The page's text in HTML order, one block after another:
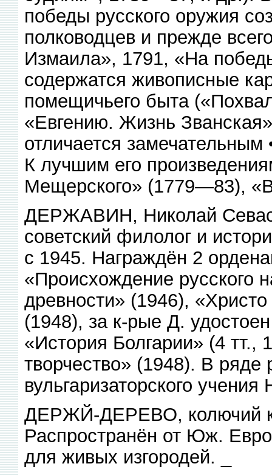
победы русского оружия
полководцев и прежде
Измаила», 1791, «На
содержатся живописные
помещичьего быта
«Евгению. Жизнь
отличается замечательным
К лучшим его
Мещерского» (1779—83),
ДЕРЖАВИН, Николай
советский филолог и
с 1945. Награждён 2
«Происхождение русского
древности» (1946),
(1948), за к-рые Д.
«История Болгарии» (4
творчество» (1948). В
вульгаризаторского
ДЕРЖЙ-ДЕРЕВО, колючий
Распространён от Юж.
для живых изгородей. _